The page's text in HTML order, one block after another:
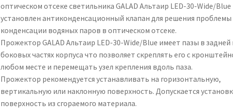
оптическом отсеке светильника GALAD Альтаир LED-30-Wide/Blue
установлен антиконденсационный клапан для решения проблемы
конденсации водяных паров в оптическом отсеке.
Прожектор GALAD Альтаир LED-30-Wide/Blue имеет пазы в задней
боковых частях корпуса что позволяет скреплять его с
любом месте и перемещать узел крепления вдоль паза.
Прожектор рекомендуется устанавливать на горизонтальную,
вертикальную или наклонную поверхность. Допускается
поверхность из сгораемого материала.